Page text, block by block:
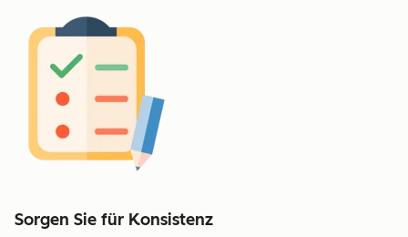
Sorgen Sie für Konsistenz